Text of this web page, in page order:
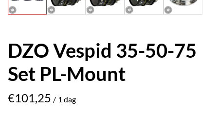
DZO Vespid 35-50-75
Set PL-Mount
/